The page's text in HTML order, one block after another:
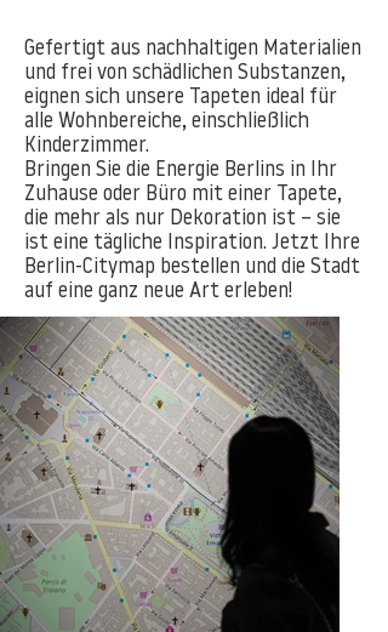
Gefertigt aus nachhaltigen Materialien
und frei von schädlichen Substanzen,
eignen sich unsere Tapeten ideal für
alle Wohnbereiche, einschließlich
Kinderzimmer.
Bringen Sie die Energie Berlins in Ihr
Zuhause oder Büro mit einer Tapete,
die mehr als nur Dekoration ist – sie
ist eine tägliche Inspiration. Jetzt Ihre
Berlin-Citymap bestellen und die Stadt
auf eine ganz neue Art erleben!